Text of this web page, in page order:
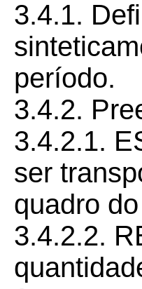
3.4.1.
período.
3.4.2.
3.4.2.1.
ser
quadro
3.4.2.2.